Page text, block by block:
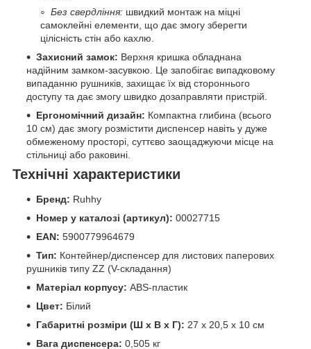
Без свердління: швидкий монтаж на міцні
самоклейні елементи, що дає змогу зберегти
цілісність стін або кахлю.
Захисний замок: Верхня кришка обладнана
надійним замком-засувкою. Це запобігає випадковому
випаданню рушників, захищає їх від стороннього
доступу та дає змогу швидко дозаправляти пристрій.
Ергономічний дизайн: Компактна глибина (всього
10 см) дає змогу розмістити диспенсер навіть у дуже
обмеженому просторі, суттєво заощаджуючи місце на
стільниці або раковині.
Технічні характеристики
Бренд: Ruhhy
Номер у каталозі (артикул): 00027715
EAN: 5900779964679
Тип: Контейнер/диспенсер для листових паперових
рушників типу ZZ (V-складання)
Матеріал корпусу: ABS-пластик
Цвет: Білий
Габаритні розміри (Ш x В x Г): 27 x 20,5 x 10 см
Вага диспенсера: 0,505 кг